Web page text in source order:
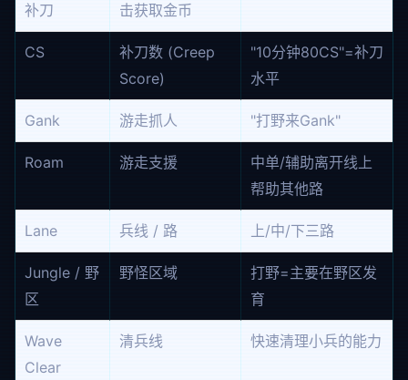
补刀
击获取金币
CS
补刀数 (Creep
Score)
"10分钟80CS"=补刀
水平
Gank 游走抓人 "打野来Gank"
Roam 游走支援
中单/辅助离开线上
帮助其他路
Lane 兵线 / 路 上/中/下三路
Jungle / 野
区
野怪区域
打野=主要在野区发
育
Wave
Clear
清兵线 快速清理小兵的能力